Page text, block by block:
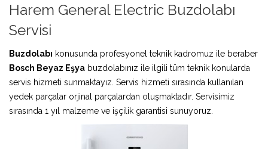
Harem General Electric Buzdolabı
Servisi
Buzdolabı konusunda profesyonel teknik kadromuz ile beraber
Bosch Beyaz Eşya buzdolabınız ile ilgili tüm teknik konularda
servis hizmeti sunmaktayız. Servis hizmeti sırasında kullanılan
yedek parçalar orjinal parçalardan oluşmaktadır. Servisimiz
sırasında 1 yıl malzeme ve işçilik garantisi sunuyoruz.